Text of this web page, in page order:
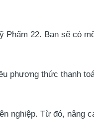
22. Bạn sẽ có
phương thức thanh
nghiệp. Từ đó, nâng